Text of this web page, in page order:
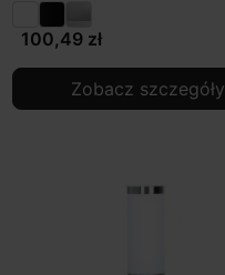
100,49 zł
Zobacz szczegóły